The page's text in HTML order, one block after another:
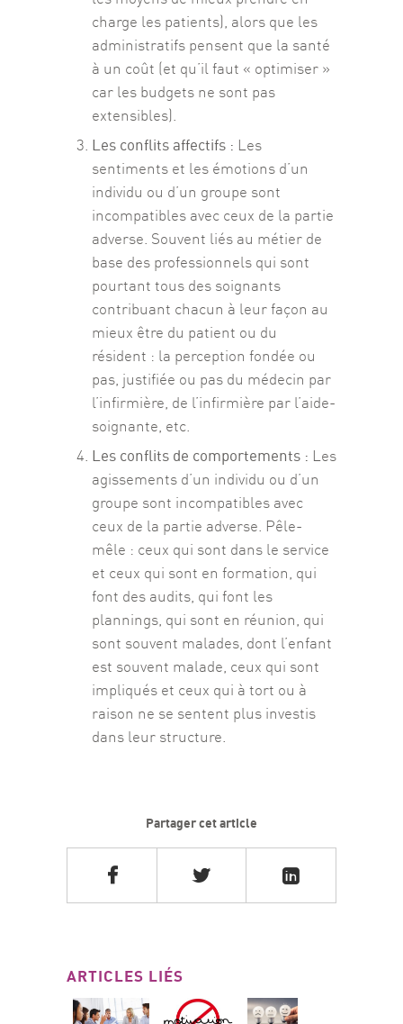
charge les patients), alors que les
administratifs pensent que la santé
à un coût (et qu’il faut « optimiser »
car les budgets ne sont pas
extensibles).
Les conflits affectifs : Les
sentiments et les émotions d’un
individu ou d’un groupe sont
incompatibles avec ceux de la partie
adverse. Souvent liés au métier de
base des professionnels qui sont
pourtant tous des soignants
contribuant chacun à leur façon au
mieux être du patient ou du
résident : la perception fondée ou
pas, justifiée ou pas du médecin par
l’infirmière, de l’infirmière par l’aide-
soignante, etc.
Les conflits de comportements : Les
agissements d’un individu ou d’un
groupe sont incompatibles avec
ceux de la partie adverse. Pêle-
mêle : ceux qui sont dans le service
et ceux qui sont en formation, qui
font des audits, qui font les
plannings, qui sont en réunion, qui
sont souvent malades, dont l’enfant
est souvent malade, ceux qui sont
impliqués et ceux qui à tort ou à
raison ne se sentent plus investis
dans leur structure.
Partager cet article
ARTICLES LIÉS